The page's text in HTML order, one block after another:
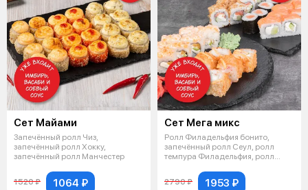
Сет Майами
Запечённый ролл Чиз,
запечённый ролл Хокку,
запечённый ролл Манчестер
1520 ₽ 1064 ₽
Сет Мега микс
Ролл Филадельфия бонито,
запечённый ролл Сеул, ролл
темпура Филадельфия, ролл
2790 ₽
1953 ₽